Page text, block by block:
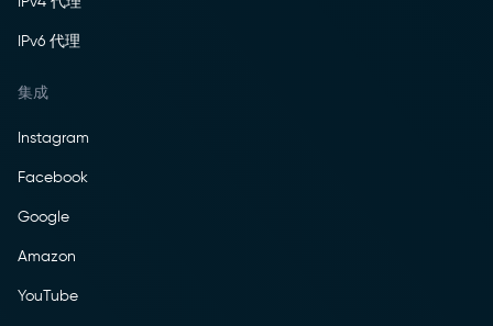
IPv6 代理
集成
Instagram
Facebook
Google
Amazon
YouTube